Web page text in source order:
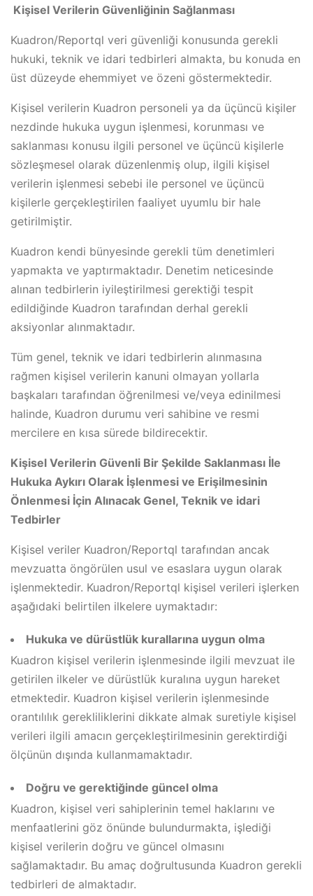
Kişisel Verilerin Güvenliğinin Sağlanması
Kuadron/Reportql veri güvenliği konusunda gerekli
hukuki, teknik ve idari tedbirleri almakta, bu konuda en
üst düzeyde ehemmiyet ve özeni göstermektedir.
Kişisel verilerin Kuadron personeli ya da üçüncü kişiler
nezdinde hukuka uygun işlenmesi, korunması ve
saklanması konusu ilgili personel ve üçüncü kişilerle
sözleşmesel olarak düzenlenmiş olup, ilgili kişisel
verilerin işlenmesi sebebi ile personel ve üçüncü
kişilerle gerçekleştirilen faaliyet uyumlu bir hale
getirilmiştir.
Kuadron kendi bünyesinde gerekli tüm denetimleri
yapmakta ve yaptırmaktadır. Denetim neticesinde
alınan tedbirlerin iyileştirilmesi gerektiği tespit
edildiğinde Kuadron tarafından derhal gerekli
aksiyonlar alınmaktadır.
Tüm genel, teknik ve idari tedbirlerin alınmasına
rağmen kişisel verilerin kanuni olmayan yollarla
başkaları tarafından öğrenilmesi ve/veya edinilmesi
halinde, Kuadron durumu veri sahibine ve resmi
mercilere en kısa sürede bildirecektir.
Kişisel Verilerin Güvenli Bir Şekilde Saklanması İle
Hukuka Aykırı Olarak İşlenmesi ve Erişilmesinin
Önlenmesi İçin Alınacak Genel, Teknik ve idari
Tedbirler
Kişisel veriler Kuadron/Reportql tarafından ancak
mevzuatta öngörülen usul ve esaslara uygun olarak
işlenmektedir. Kuadron/Reportql kişisel verileri işlerken
aşağıdaki belirtilen ilkelere uymaktadır:
Hukuka ve dürüstlük kurallarına uygun olma
Kuadron kişisel verilerin işlenmesinde ilgili mevzuat ile
getirilen ilkeler ve dürüstlük kuralına uygun hareket
etmektedir. Kuadron kişisel verilerin işlenmesinde
orantılılık gerekliliklerini dikkate almak suretiyle kişisel
verileri ilgili amacın gerçekleştirilmesinin gerektirdiği
ölçünün dışında kullanmamaktadır.
Doğru ve gerektiğinde güncel olma
Kuadron, kişisel veri sahiplerinin temel haklarını ve
menfaatlerini göz önünde bulundurmakta, işlediği
kişisel verilerin doğru ve güncel olmasını
sağlamaktadır. Bu amaç doğrultusunda Kuadron gerekli
tedbirleri de almaktadır.